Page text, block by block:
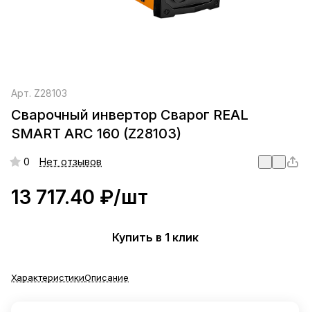
Арт. Z28103
Сварочный инвертор Сварог REAL
SMART ARC 160 (Z28103)
0 Нет отзывов
13 717.40 ₽/шт
Купить в 1 клик
ХарактеристикиОписание